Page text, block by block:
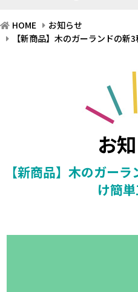
HOME
お知らせ
【新商品】木のガーランドの新
お
【新商品】木のガー
け簡単